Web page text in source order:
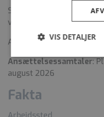
Stillingen er en
vagtforpligtelse i
A
nsøgningsfrist:
Ansættelsessamtaler:
august 2026
Fakta
VIS DETALJER